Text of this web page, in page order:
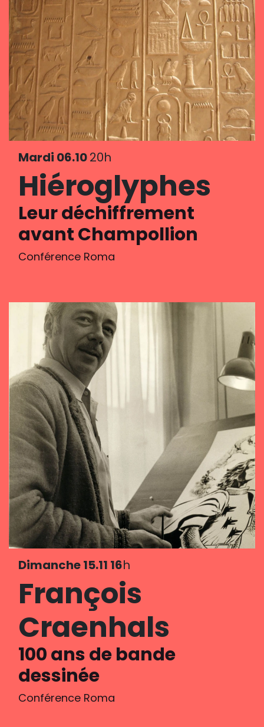
Mardi 06.1020h
Hiéroglyphes
Leur déchiffrement
avant Champollion
Conférence Roma
Dimanche 15.11 16h
François
Craenhals
100 ans de bande
dessinée
Conférence Roma